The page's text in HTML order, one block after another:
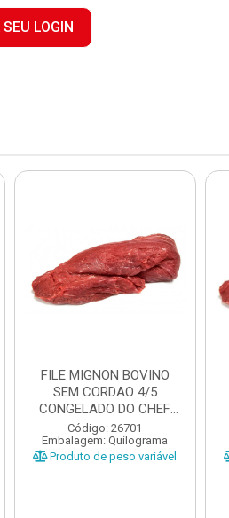
LOGIN
FILE MIGNON BOVINO
SEM CORDAO 4/5
CONGELADO DO CHEF
CAIXA ±2...
Código: 26701
Embalagem: Quilograma
Produto de peso variável